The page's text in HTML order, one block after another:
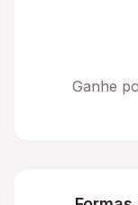
Ganhe